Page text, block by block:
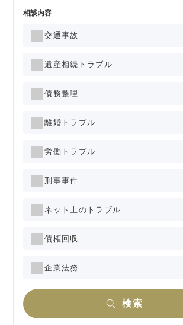
相談内容
交通事故
遺産相続トラブル
債務整理
離婚トラブル
労働トラブル
刑事事件
ネット上のトラブル
債権回収
企業法務
検索